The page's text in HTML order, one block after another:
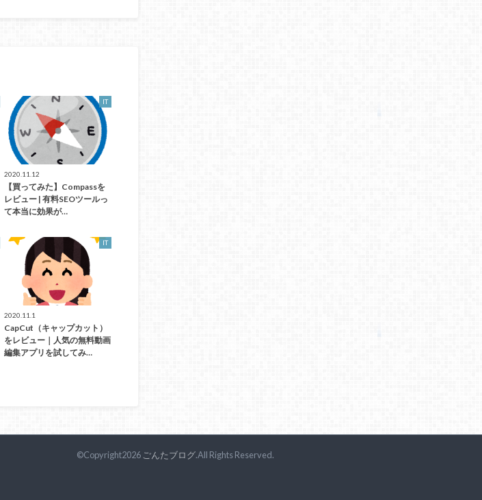
IT
2020.11.12
【買ってみた】Compassを
レビュー | 有料SEOツールっ
て本当に効果が…
IT
2020.11.1
CapCut（キャップカット）
をレビュー｜人気の無料動画
編集アプリを試してみ…
©Copyright2026ごんたブログ.All Rights Reserved.